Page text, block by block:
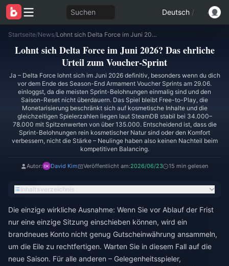
Suchen Deutsch /
Startseite/News/ Lohnt sich Delta Force im Juni 2026? Das ehrliche Urteil zum Voucher-Sprint
Lohnt sich Delta Force im Juni 2026? Das ehrliche
Urteil zum Voucher-Sprint
Ja – Delta Force lohnt sich im Juni 2026 definitiv, besonders wenn du dich
vor dem Ende des Season-End Armament Voucher Sprints am 29.06.
einloggst, da die meisten Sprint-Belohnungen einmalig sind und den
Saison-Reset nicht überdauern. Das Spiel bleibt Free-to-Play, die
Monetarisierung beschränkt sich auf kosmetische Inhalte und die
gleichzeitigen Spielerzahlen liegen laut SteamDB stabil bei 34.000–
78.000 mit Spitzenwerten von über 135.000. Entscheidend ist, dass die
Sprint-Belohnungen rein kosmetischer Natur sind oder den Komfort
verbessern, nicht die Stärke – Neulinge haben also keinen Nachteil beim
kompetitiven Balancing.
Autor: David Kim Veröffentlicht am:2026/06/23 15 min gelesen
Inhaltsverzeichnis
Die einzige wirkliche Ausnahme: Wenn Sie vor Ablauf der Frist
nur eine einzige Sitzung einschieben können, wird ein
brandneues Konto nicht genug Gutscheinwährung ansammeln,
um die Eile zu rechtfertigen. Warten Sie in diesem Fall auf die
neue Saison. Für alle anderen – Gelegenheitsspieler,